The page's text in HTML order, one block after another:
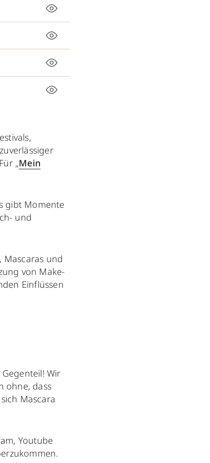
„Mein
gibt Momente
und
Mascaras und
von Make-
Einflüssen
Wir
ohne, dass
Mascara
Youtube